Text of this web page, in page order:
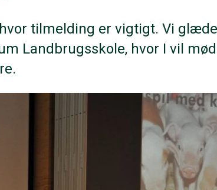
tilmelding er vigtigt. Vi
Landbrugsskole, hvor I vil